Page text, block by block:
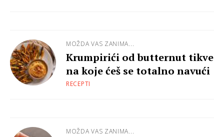
MOŽDA VAS ZANIMA...
Krumpirići od butternut tikve
na koje ćeš se totalno navući
RECEPTI
MOŽDA VAS ZANIMA...